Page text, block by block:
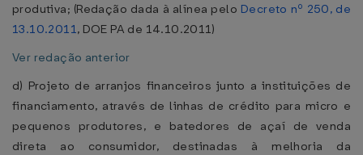
produtiva; (Redação dada à alínea pelo Decreto nº 250, de
13.10.2011, DOE PA de 14.10.2011)
Ver redação anterior
d) Projeto de arranjos financeiros junto a instituições de
financiamento, através de linhas de crédito para micro e
pequenos produtores, e batedores de açaí de venda
direta ao consumidor, destinadas à melhoria da